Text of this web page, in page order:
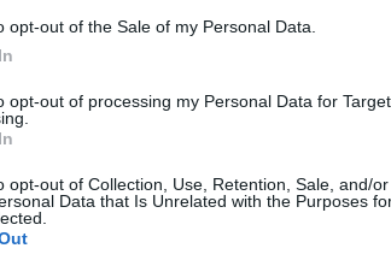
opt-out of the Sale of my Personal Data.
opt-out of processing my Personal Data for
opt-out of Collection, Use, Retention, Sale, and/
Data that Is Unrelated with the Purposes
daganatos
észre a betegséget.